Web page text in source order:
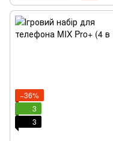
−36%
3
3